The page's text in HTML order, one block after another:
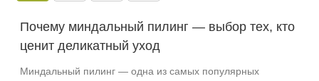
Почему миндальный пилинг — выбор тех, кто
ценит деликатный уход
Миндальный пилинг — одна из самых популярных